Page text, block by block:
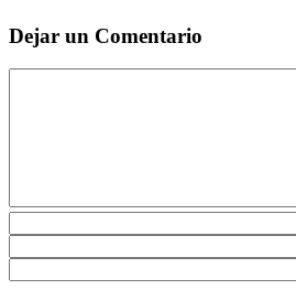
Dejar un Comentario